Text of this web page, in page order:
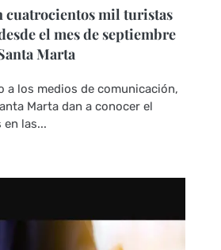
cuatrocientos mil turistas
el mes de septiembre
Marta
a los medios de comunicación,
Marta dan a conocer el
las...